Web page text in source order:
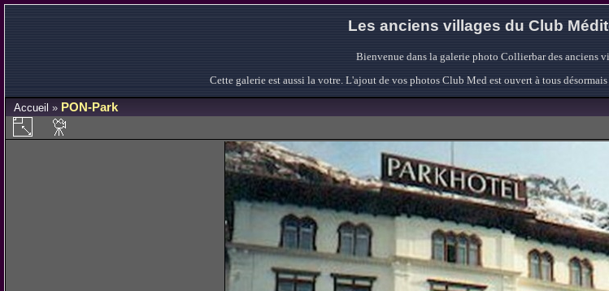
Les anciens villages du Club
Bienvenue dans la galerie photo Collierbar des anciens
Cette galerie est aussi la votre. L'ajout de vos photos Club Med est ouvert à tous
Accueil » PON-Park